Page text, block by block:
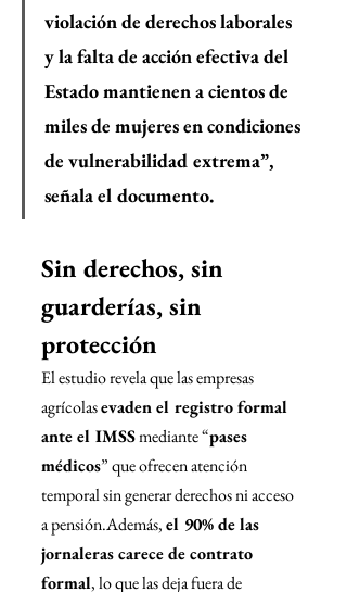
violación de derechos laborales
y la falta de acción efectiva del
Estado mantienen a cientos de
miles de mujeres en condiciones
de vulnerabilidad extrema”,
señala el documento.
Sin derechos, sin
guarderías, sin
protección
El estudio revela que las empresas
agrícolas evaden el registro formal
ante el IMSS mediante “pases
médicos” que ofrecen atención
temporal sin generar derechos ni acceso
a pensión.Además, el 90% de las
jornaleras carece de contrato
formal, lo que las deja fuera de